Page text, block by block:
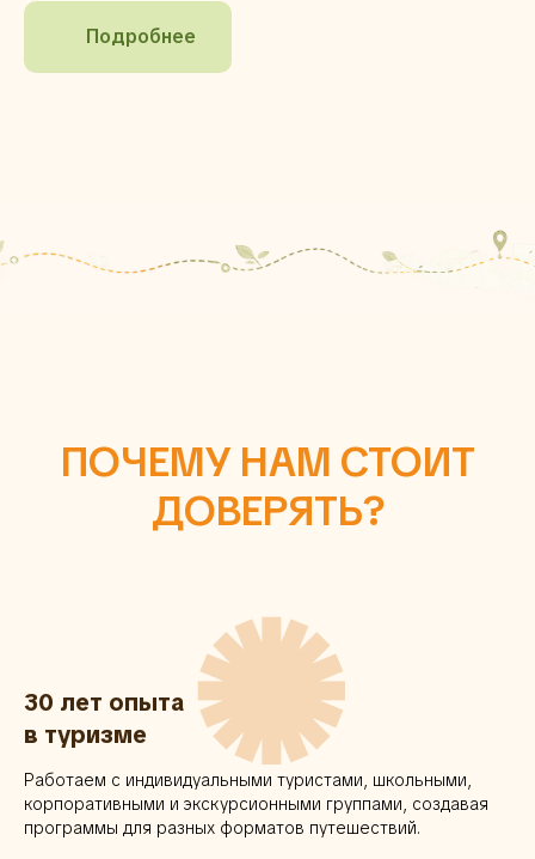
Подробнее
ПОЧЕМУ НАМ СТОИТ
ДОВЕРЯТЬ?
30 лет опыта
в туризме
Работаем с индивидуальными туристами, школьными,
корпоративными и экскурсионными группами, создавая
программы для разных форматов путешествий.
✺